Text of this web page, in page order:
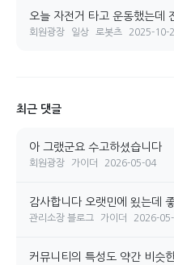
오늘 자전거 타고 운동했는데
회원광장 일상 로봇츠 2025-10-
최근 댓글
아 그랬군요 수고하셨습니다
회원광장 가이더 2026-05-04
감사합니다 오랫민에 욌는데
관리소장 블로그 가이더 2026-
커뮤니티의 특성도 약간 비슷